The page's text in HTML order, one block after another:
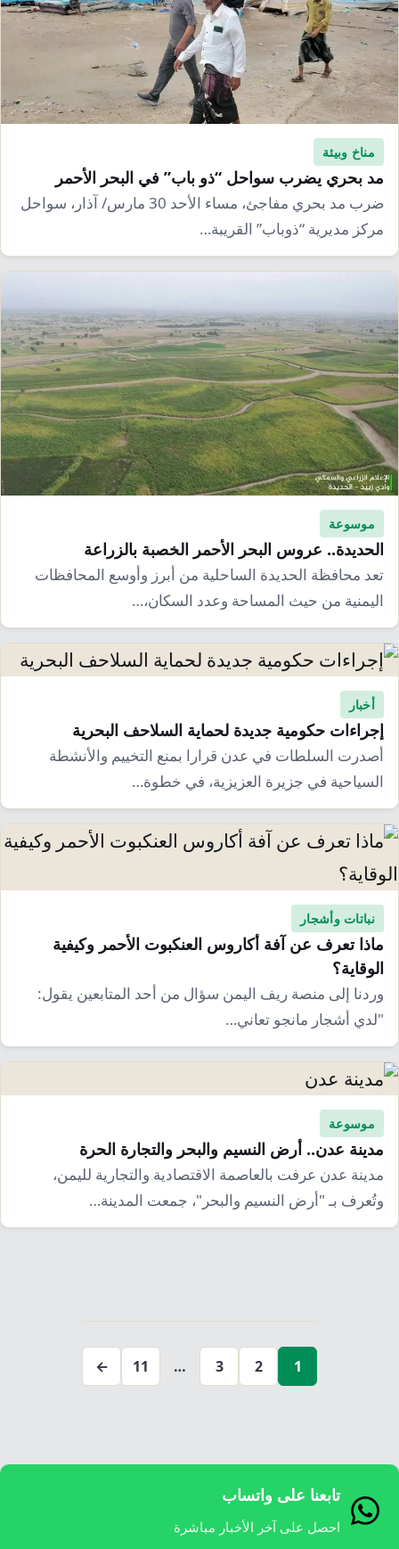
مناخ وبيئة
مد بحري يضرب سواحل “ذو باب” في البحر الأحمر
ضرب مد بحري مفاجئ، مساء الأحد 30 مارس/ آذار، سواحل
مركز مديرية “ذوباب” القريبة…
موسوعة
الحديدة.. عروس البحر الأحمر الخصبة بالزراعة
تعد محافظة الحديدة الساحلية من أبرز وأوسع المحافظات
اليمنية من حيث المساحة وعدد السكان،…
أخبار
إجراءات حكومية جديدة لحماية السلاحف البحرية
أصدرت السلطات في عدن قرارا بمنع التخييم والأنشطة
السياحية في جزيرة العزيزية، في خطوة…
نباتات وأشجار
ماذا تعرف عن آفة أكاروس العنكبوت الأحمر وكيفية
الوقاية؟
وردنا إلى منصة ريف اليمن سؤال من أحد المتابعين يقول:
"لدي أشجار مانجو تعاني…
موسوعة
مدينة عدن.. أرض النسيم والبحر والتجارة الحرة
مدينة عدن عرفت بالعاصمة الاقتصادية والتجارية لليمن،
وتُعرف بـ "أرض النسيم والبحر"، جمعت المدينة…
تعدد
صفحات
1
2
3
…
11
←
تابعنا على واتساب
احصل على آخر الأخبار مباشرة